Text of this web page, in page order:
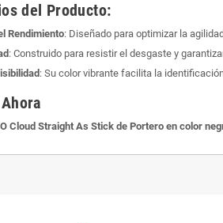
del Producto:
Rendimiento: Diseñado para optimizar la
: Construido para resistir el desgaste y
: Su color vibrante facilita la
Cloud Straight As Stick de Portero en color